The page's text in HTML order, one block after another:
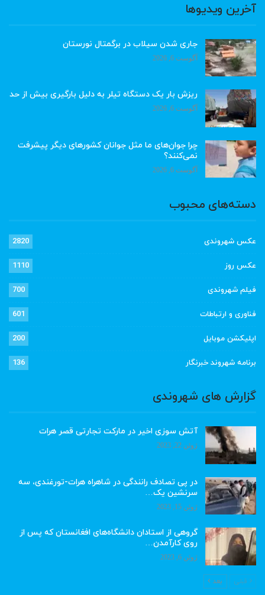
آخرین ویدیوها
جاری شدن سیلاب در برگمتال نورستان
آگوست 6, 2026
ریزش بار یک دستگاه تیلر به دلیل بارگیری بیش از حد
آگوست 6, 2026
چرا جوان‌های ما مثل جوانان کشورهای دیگر پیشرفت
نمی‌کنند؟
آگوست 6, 2026
دسته‌های محبوب
عکس شهروندی 2820
عکس روز 1110
فیلم شهروندی 700
فناوری و ارتباطات 601
اپلیکشن موبایل 200
برنامه شهروند خبرنگار 136
گزارش های شهروندی
آتش سوزی اخیر در مارکت تجارتی قصر هرات
ژوئن 22, 2023
در پی تصادف رانندگی در شاهراه هرات-تورغندی، سه
سرنشین یک…
ژوئن 15, 2023
گروهی از استادان دانشگاه‌های افغانستان که پس از
روی کارآمدن…
ژوئن 6, 2023
قبلی بعد